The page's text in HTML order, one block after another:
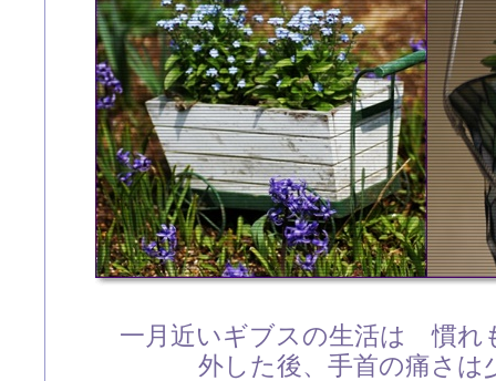
一月近いギブスの生活は 慣れ
外した後、手首の痛さは